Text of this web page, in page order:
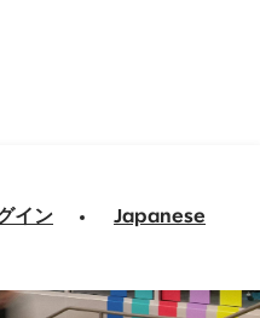
イン Japanese